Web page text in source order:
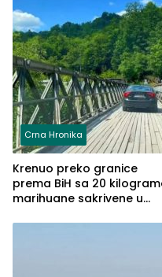
Crna Hronika
Krenuo preko granice
prema BiH sa 20
marihuane sakrivene u